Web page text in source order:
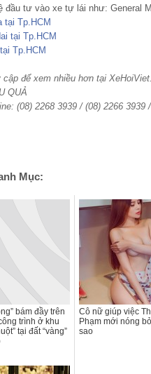
đầu tư vào xe tự lái như: General
tại Tp.HCM
tại Tp.HCM
Tp.HCM
cập để xem nhiều hơn tại
QUẢ
(08) 2268 3939 / (08) 2266 3939
Mục:
bám đầy trên
trình ở khu
tại đất “vàng”
Cô nữ giúp việc
Phạm mới nóng
sao